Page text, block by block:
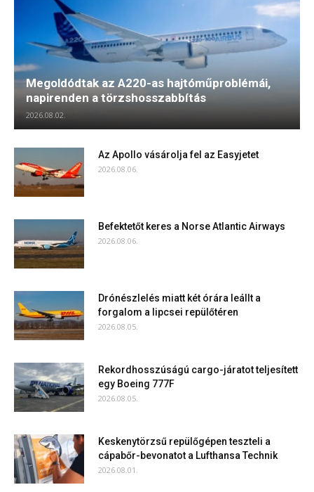
Megoldódtak az A220-as hajtóműproblémái,
napirenden a törzshosszabbítás
2026.08.02.
Az Apollo vásárolja fel az Easyjetet
2026.08.06.
Befektetőt keres a Norse Atlantic Airways
2026.08.06.
Drónészlelés miatt két órára leállt a
forgalom a lipcsei repülőtéren
2026.08.05.
Rekordhosszúságú cargo-járatot teljesített
egy Boeing 777F
2026.08.05.
Keskenytörzsű repülőgépen teszteli a
cápabőr-bevonatot a Lufthansa Technik
2026.08.01.